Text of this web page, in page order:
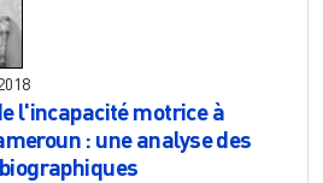
l'incapacité motrice à
: une analyse des